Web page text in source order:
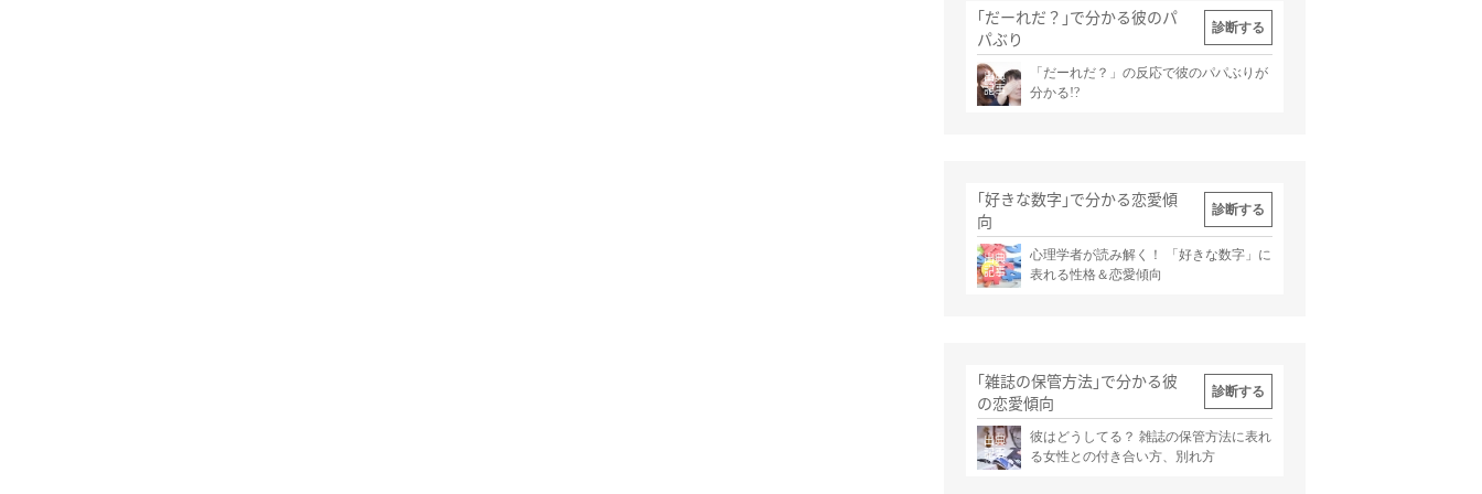
｢だーれだ？｣で分かる彼のパ
パぶり
診断する
出典
記事
「だーれだ？」の反応で彼のパパぶりが
分かる!?
｢好きな数字｣で分かる恋愛傾
向
診断する
出典
記事
心理学者が読み解く！ 「好きな数字」に
表れる性格＆恋愛傾向
｢雑誌の保管方法｣で分かる彼
の恋愛傾向
診断する
出典
記事
彼はどうしてる？ 雑誌の保管方法に表れ
る女性との付き合い方、別れ方